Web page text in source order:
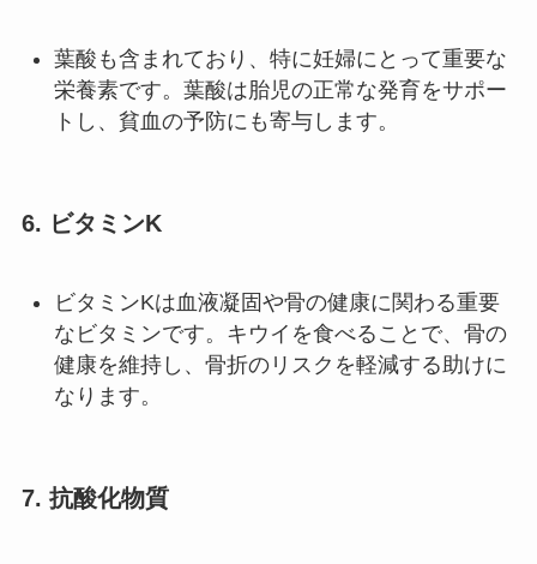
葉酸も含まれており、特に妊婦にとって重要な
栄養素です。葉酸は胎児の正常な発育をサポー
トし、貧血の予防にも寄与します。
6. ビタミンK
ビタミンKは血液凝固や骨の健康に関わる重要
なビタミンです。キウイを食べることで、骨の
健康を維持し、骨折のリスクを軽減する助けに
なります。
7. 抗酸化物質